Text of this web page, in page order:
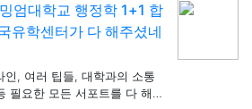
엄대학교 행정학 1+1 합
유학센터가 다 해주셨네
인, 여러 팁들, 대학과의 소통
필요한 모든 서포트를 다 해